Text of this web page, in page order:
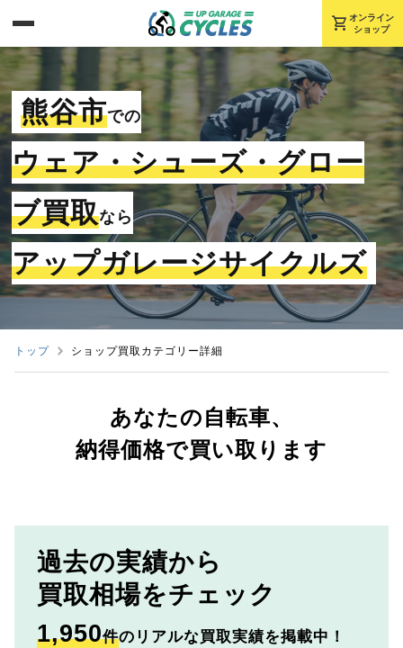
shopping_cart オンライン
ショップ
熊谷市での
ウェア・シューズ・グロー
ブ買取なら
アップガレージサイクルズ
トップ ショップ買取カテゴリー詳細
あなたの自転車、
納得価格で買い取ります
過去の実績から
買取相場をチェック
1,950件のリアルな買取実績を掲載中！